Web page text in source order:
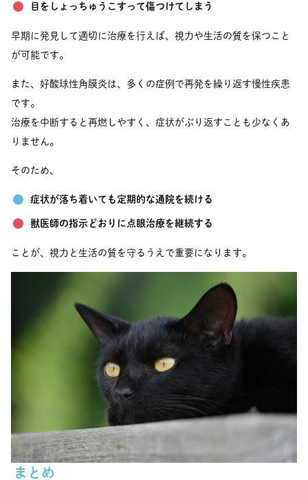
目をしょっちゅうこすって傷つけてしまう
早期に発見して適切に治療を行えば、視力や生活の質を保つこと
が可能です。
また、好酸球性角膜炎は、多くの症例で再発を繰り返す慢性疾患
です。
治療を中断すると再燃しやすく、症状がぶり返すことも少なくあ
りません。
そのため、
症状が落ち着いても定期的な通院を続ける
獣医師の指示どおりに点眼治療を継続する
ことが、視力と生活の質を守るうえで重要になります。
まとめ